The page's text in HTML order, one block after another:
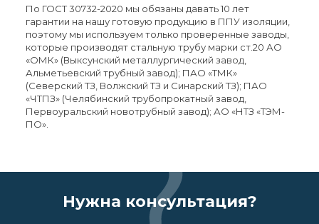
По ГОСТ 30732-2020 мы обязаны давать 10 лет
гарантии на нашу готовую продукцию в ППУ изоляции,
поэтому мы используем только проверенные заводы,
которые производят стальную трубу марки ст.20 АО
«ОМК» (Выксунский металлургический завод,
Альметьевский трубный завод); ПАО «ТМК»
(Северский ТЗ, Волжский ТЗ и Синарский ТЗ); ПАО
«ЧТПЗ» (Челябинский трубопрокатный завод,
Первоуральский новотрубный завод); АО «НТЗ «ТЭМ-
ПО».
Нужна консультация?